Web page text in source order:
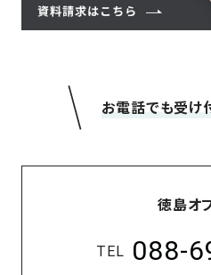
＼お電話でも受け
徳島オ
TEL 088-